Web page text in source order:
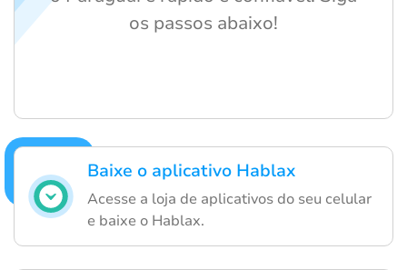
Baixe o aplicativo Hablax
Acesse a loja de aplicativos do seu celular
e baixe o Hablax.
os passos abaixo!